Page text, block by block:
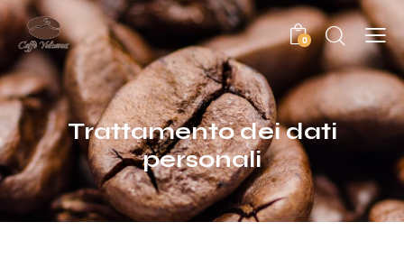
0
Trattamento dei dati
personali